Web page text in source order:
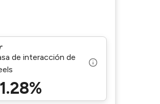
de interacción de